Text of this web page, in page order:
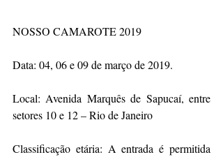
NOSSO CAMAROTE 2019
Data: 04, 06 e 09 de março de 2019.
Local: Avenida Marquês de Sapucaí, entre
setores 10 e 12 – Rio de Janeiro
Classificação etária: A entrada é permitida